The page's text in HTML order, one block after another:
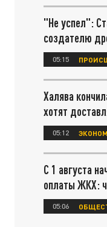
"Не успел":
создателю
05:15
Халява
хотят
05:12
С 1 августа
оплаты ЖКХ:
05:06